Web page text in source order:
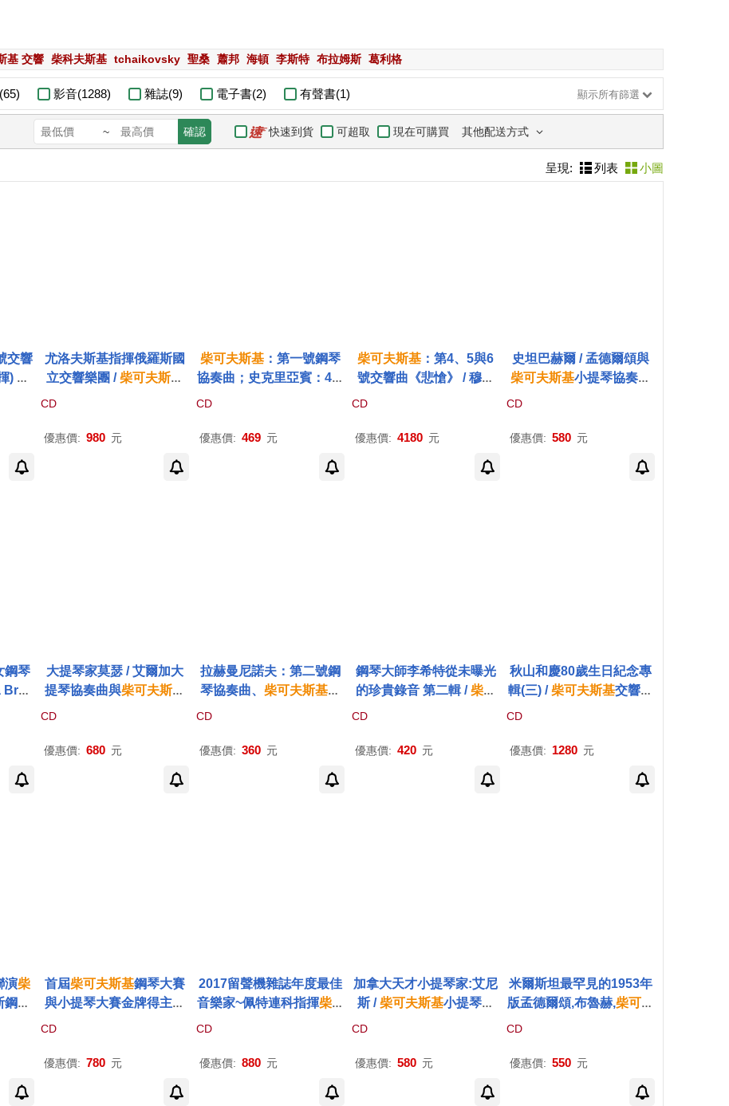
基 交響 柴科夫斯基 tchaikovsky 聖桑 蕭邦 海頓 李斯特 布拉姆斯 葛利格
影音(1288) 雜誌(9) 電子書(2) 有聲書(1) 顯示所有篩選
~ 確認 快速到貨 可超取 現在可購買 其他配送方式
呈現: 列表 小圖
交響
) 列
尤洛夫斯基指揮俄羅斯國
立交響樂團 /柴可夫斯基
天鵝湖全曲錄音(Vladimir
Swan Lake (2 SACD Hy
CD
優惠價: 980 元
柴可夫斯基 ：第一號鋼琴
協奏曲；史克里亞賓：4首
小品 / 紀新 (鋼琴) & 卡拉
團(Tchaikovsky: Piano C
4 Pieces / Berlin Philhar
CD
優惠價: 469 元
柴可夫斯基 ：第4、5與6
號交響曲《悲愴》 / 穆拉
汶斯基(指揮)、列寧格勒愛
kovsky : Sinfonies Nos.
vgeny Mravinsky (Cond
CD
優惠價: 4180 元
史坦巴赫爾 / 孟德爾頌與
柴可夫斯基小提琴協奏曲
(Arabella Steinbacher /
vsky: Violin Concertos)
CD
優惠價: 580 元
鋼琴
大提琴家莫瑟 / 艾爾加大
提琴協奏曲與柴可夫斯基
洛可可變奏曲(Johannes
vsky (SACD Hybrid))
CD
優惠價: 680 元
拉赫曼尼諾夫：第二號鋼
琴協奏曲、柴可夫斯基：
第一號鋼琴協奏曲 / 李希
揮)、穆拉汶斯基 (指揮)、
團 (CD)(Rachmaninoff:
nic Symphony Orchestr
a (CD))
CD
優惠價: 360 元
鋼琴大師李希特從未曝光
的珍貴錄音 第二輯 /柴可
夫斯基
鳴曲(Sviatoslav Richter
CD
優惠價: 420 元
秋山和慶80歲生日紀念專
輯(三) /柴可夫斯基交響曲
與管弦作品輯 (4CD)(Tcha
4,5,6 : Kazuyoshi Akiya
CD
優惠價: 1280 元
演柴
琴
夢
/ T
首屆柴可夫斯基鋼琴大賽
與小提琴大賽金牌得主與
銀牌得主比賽實況錄音(La
aikovsky Competition (2
CD
優惠價: 780 元
2017留聲機雜誌年度最佳
音樂家~佩特連科指揮柴可
夫斯基
ovsky complete Symph
CD
優惠價: 880 元
加拿大天才小提琴家:艾尼
斯 /柴可夫斯基小提琴與
管弦樂團合奏曲全集錄音
r Ashkenazy / Tchaikovs
CD
優惠價: 580 元
米爾斯坦最罕見的1953年
版孟德爾頌,布魯赫,柴可夫
斯基
ohn, Bruch and Tchaiko
CD
優惠價: 550 元